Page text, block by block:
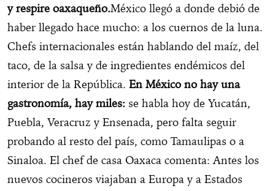
y respire oaxaqueño.México llegó a donde debió de
haber llegado hace mucho: a los cuernos de la luna.
Chefs internacionales están hablando del maíz, del
taco, de la salsa y de ingredientes endémicos del
interior de la República. En México no hay una
gastronomía, hay miles: se habla hoy de Yucatán,
Puebla, Veracruz y Ensenada, pero falta seguir
probando al resto del país, como Tamaulipas o a
Sinaloa. El chef de casa Oaxaca comenta: Antes los
nuevos cocineros viajaban a Europa y a Estados